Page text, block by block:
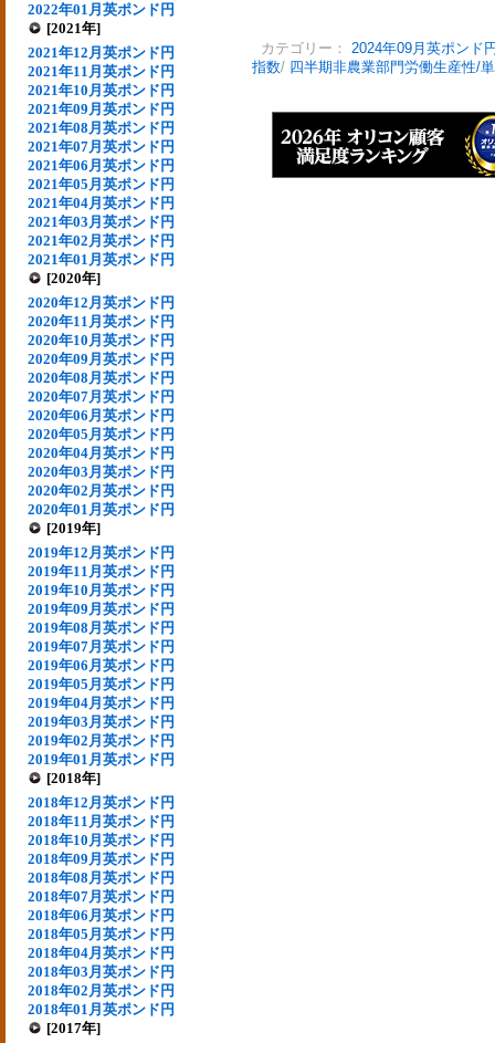
2022年01月英ポンド円
[2021年]
2021年12月英ポンド円
2021年11月英ポンド円
2021年10月英ポンド円
2021年09月英ポンド円
2021年08月英ポンド円
2021年07月英ポンド円
2021年06月英ポンド円
2021年05月英ポンド円
2021年04月英ポンド円
2021年03月英ポンド円
2021年02月英ポンド円
2021年01月英ポンド円
[2020年]
2020年12月英ポンド円
2020年11月英ポンド円
2020年10月英ポンド円
2020年09月英ポンド円
2020年08月英ポンド円
2020年07月英ポンド円
2020年06月英ポンド円
2020年05月英ポンド円
2020年04月英ポンド円
2020年03月英ポンド円
2020年02月英ポンド円
2020年01月英ポンド円
[2019年]
2019年12月英ポンド円
2019年11月英ポンド円
2019年10月英ポンド円
2019年09月英ポンド円
2019年08月英ポンド円
2019年07月英ポンド円
2019年06月英ポンド円
2019年05月英ポンド円
2019年04月英ポンド円
2019年03月英ポンド円
2019年02月英ポンド円
2019年01月英ポンド円
[2018年]
2018年12月英ポンド円
2018年11月英ポンド円
2018年10月英ポンド円
2018年09月英ポンド円
2018年08月英ポンド円
2018年07月英ポンド円
2018年06月英ポンド円
2018年05月英ポンド円
2018年04月英ポンド円
2018年03月英ポンド円
2018年02月英ポンド円
2018年01月英ポンド円
[2017年]
カテゴリー： 2024年09月英ポンド
指数/ 四半期非農業部門労働生産性/